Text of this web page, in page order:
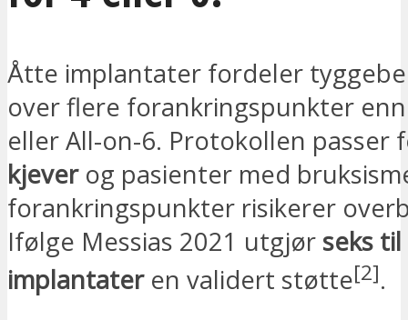
Åtte implantater fordeler
over flere forankringspunkter
eller All-on-6. Protokollen passer
kjeverog pasienter med
forankringspunkter risikerer
Ifølge Messias 2021 utgjør seks
implantateren validert støtte[2].